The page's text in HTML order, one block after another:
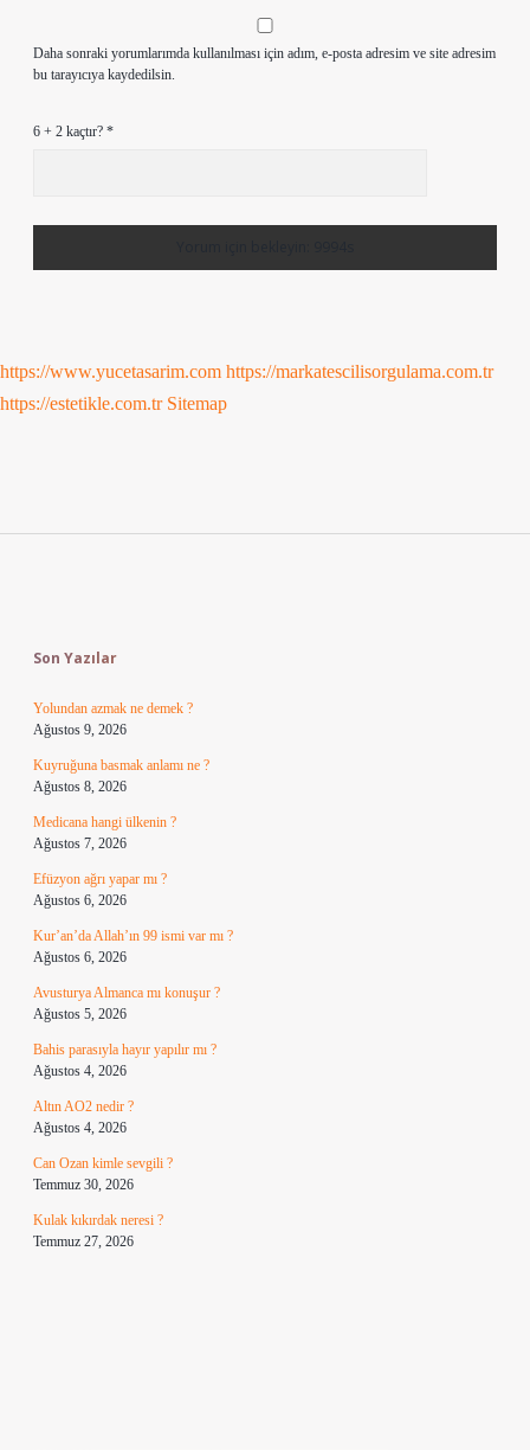
Daha sonraki yorumlarımda kullanılması için adım, e-posta adresim ve site adresim
bu tarayıcıya kaydedilsin.
6 + 2 kaçtır? *
https://www.yucetasarim.com https://markatescilisorgulama.com.tr
https://estetikle.com.tr Sitemap
Son Yazılar
Yolundan azmak ne demek ?
Ağustos 9, 2026
Kuyruğuna basmak anlamı ne ?
Ağustos 8, 2026
Medicana hangi ülkenin ?
Ağustos 7, 2026
Efüzyon ağrı yapar mı ?
Ağustos 6, 2026
Kur’an’da Allah’ın 99 ismi var mı ?
Ağustos 6, 2026
Avusturya Almanca mı konuşur ?
Ağustos 5, 2026
Bahis parasıyla hayır yapılır mı ?
Ağustos 4, 2026
Altın AO2 nedir ?
Ağustos 4, 2026
Can Ozan kimle sevgili ?
Temmuz 30, 2026
Kulak kıkırdak neresi ?
Temmuz 27, 2026